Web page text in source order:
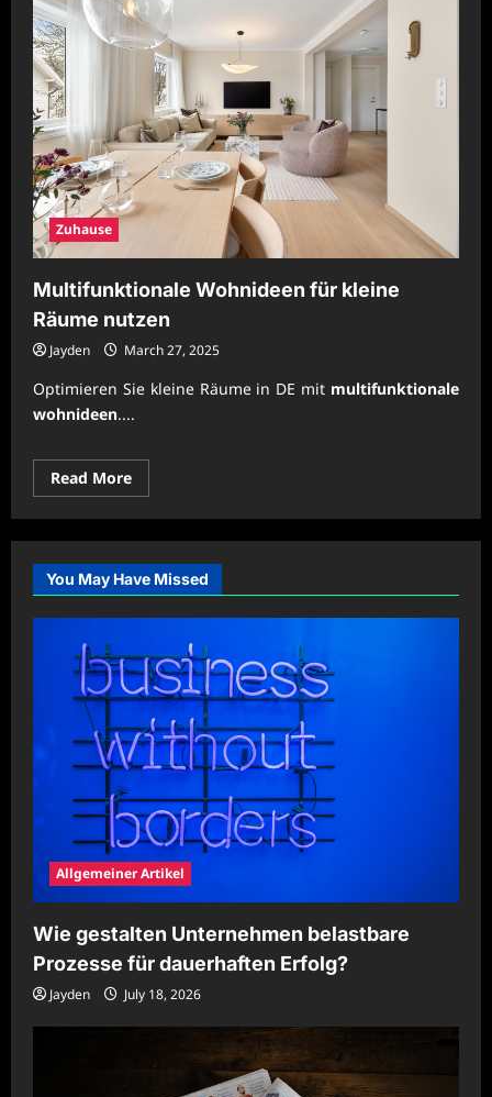
Zuhause
Multifunktionale Wohnideen für kleine
Räume nutzen
Jayden March 27, 2025
Optimieren Sie kleine Räume in DE mit multifunktionale
wohnideen....
Read MoreRead
more
Multifunktionale
Wohnideen
kleine
Räume
nutzen
You May Have Missed
Allgemeiner Artikel
Wie gestalten Unternehmen belastbare
Prozesse für dauerhaften Erfolg?
Jayden July 18, 2026